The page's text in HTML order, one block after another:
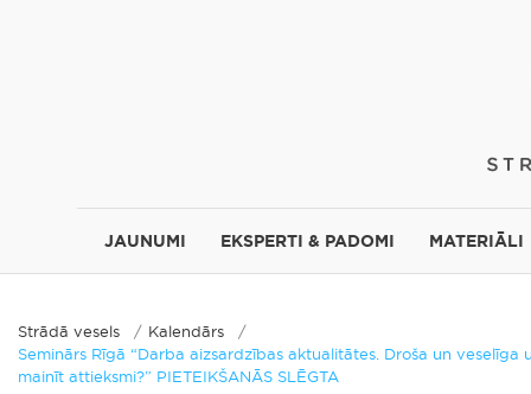
JAUNUMI EKSPERTI & PADOMI MATERIĀLI
Strādā vesels
Kalendārs
Seminārs Rīgā “Darba aizsardzības aktualitātes. Droša un
mainīt attieksmi?” PIETEIKŠANĀS SLĒGTA